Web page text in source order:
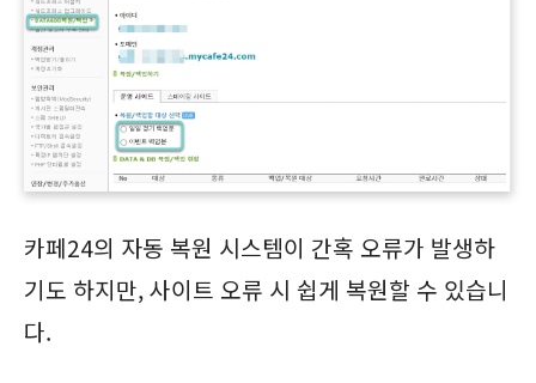
카페24의 자동 복원 시스템이 간혹 오류가 발생하
기도 하지만, 사이트 오류 시 쉽게 복원할 수 있습니
다.